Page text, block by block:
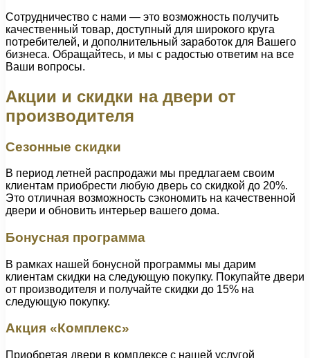
Сотрудничество с нами — это возможность получить
качественный товар, доступный для широкого круга
потребителей, и дополнительный заработок для Вашего
бизнеса. Обращайтесь, и мы с радостью ответим на все
Ваши вопросы.
Акции и скидки на двери от
производителя
Сезонные скидки
В период летней распродажи мы предлагаем своим
клиентам приобрести любую дверь со скидкой до 20%.
Это отличная возможность сэкономить на качественной
двери и обновить интерьер вашего дома.
Бонусная программа
В рамках нашей бонусной программы мы дарим
клиентам скидки на следующую покупку. Покупайте двери
от производителя и получайте скидки до 15% на
следующую покупку.
Акция «Комплекс»
Приобретая двери в комплексе с нашей услугой